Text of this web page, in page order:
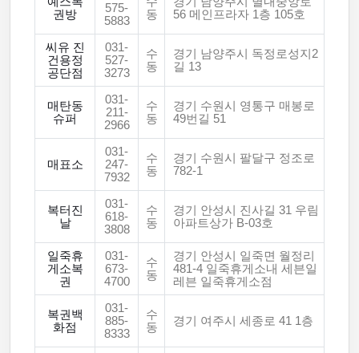
권방
575-
5883
동
56 메인프라자 1층 105호
씨유 진
건용정
공단점
031-
527-
3273
수
동
경기 남양주시 독정로성지2
길 13
매탄동
슈퍼
031-
211-
2966
수
동
경기 수원시 영통구 매봉로
49번길 51
매표소
031-
247-
7932
수
동
경기 수원시 팔달구 정조로
782-1
복터진
날
031-
618-
3808
수
동
경기 안성시 진사길 31 우림
아파트상가 B-03호
일죽휴
게소복
권
031-
673-
4700
수
동
경기 안성시 일죽면 월정리
481-4 일죽휴게소내 세븐일
레븐 일죽휴게소점
복권백
화점
031-
885-
8333
수
동
경기 여주시 세종로 41 1층